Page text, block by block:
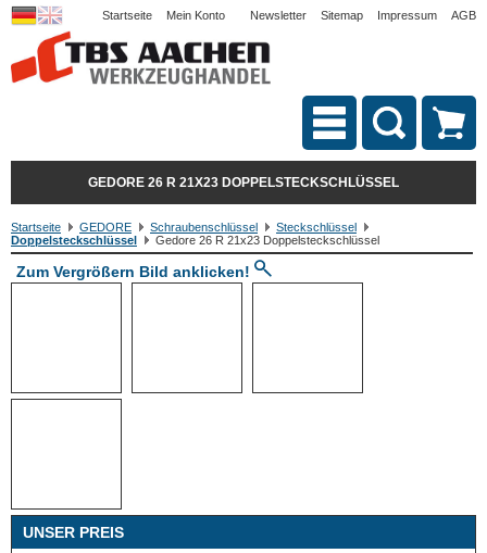
Startseite Mein Konto Newsletter Sitemap Impressum AGB
GEDORE 26 R 21X23 DOPPELSTECKSCHLÜSSEL
Startseite GEDORE Schraubenschlüssel
Steckschlüssel
Doppelsteckschlüssel
Gedore 26 R 21x23 Doppelsteckschlüssel
Zum Vergrößern Bild anklicken!
UNSER PREIS